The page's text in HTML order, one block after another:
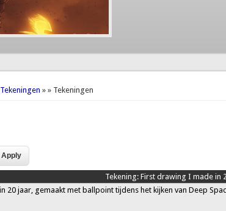
Tekeningen »» Tekeningen
Tekening:First drawing I made in
20 jaar, gemaakt met ballpoint tijdens het kijken van Deep